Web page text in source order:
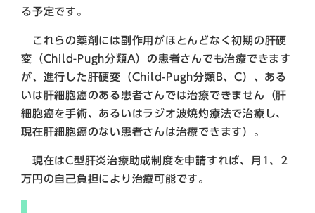
る予定です。
これらの薬剤には副作用がほとんどなく初期の肝硬
変（Child-Pugh分類A）の患者さんでも治療できます
が、進行した肝硬変（Child-Pugh分類B、C）、ある
いは肝細胞癌のある患者さんでは治療できません（肝
細胞癌を手術、あるいはラジオ波焼灼療法で治療し、
現在肝細胞癌のない患者さんは治療できます）。
現在はC型肝炎治療助成制度を申請すれば、月1、2
万円の自己負担により治療可能です。